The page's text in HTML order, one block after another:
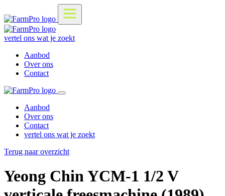
vertel ons wat je zoekt
Aanbod
Over ons
Contact
Aanbod
Over ons
Contact
vertel ons wat je zoekt
Terug naar overzicht
Yeong Chin YCM-1 1/2 V